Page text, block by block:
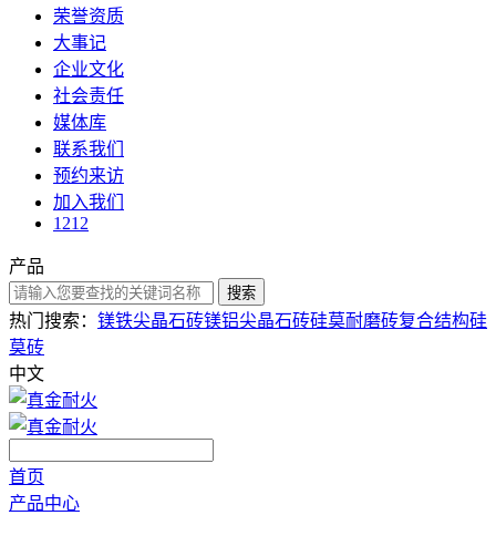
荣誉资质
大事记
企业文化
社会责任
媒体库
联系我们
预约来访
加入我们
1212
产品
搜索
热门搜索： 镁铁尖晶石砖镁铝尖晶石砖硅莫耐磨砖复合结构硅
莫砖
中文
首页
产品中心